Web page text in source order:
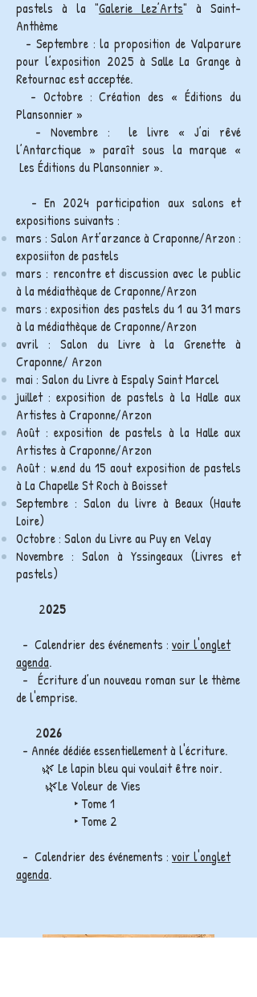
pastels à la "Galerie Lez’Arts" à Saint-
Anthème
- Septembre :la proposition de Valparure
pour l’exposition 2025 à Salle La Grange à
Retournac est acceptée.
- Octobre : Création des « Éditions du
Plansonnier »
- Novembre : le livre «J’ai rêvé
l’Antarctique » paraît sous la marque «
Les Éditions du Plansonnier ».
- En 2024 participation aux salons et
expositions suivants :
mars : Salon Art’arzance à Craponne/Arzon :
exposiiton de pastels
mars : rencontre etdiscussion avec le public
à la médiathèque de Craponne/Arzon
mars : exposition des pastels du 1 au 31 mars
à la médiathèquede Craponne/Arzon
avril : Salon du Livre à laGrenette à
Craponne/ Arzon
mai : Salon du Livre à Espaly Saint Marcel
juillet : exposition de pastels à la Halle aux
Artistes à Craponne/Arzon
Août : exposition de pastels à la Halle aux
Artistes à Craponne/Arzon
Août : w.end du 15 aout exposition de pastels
à La ChapelleSt Roch à Boisset
Septembre : Salon du livre à Beaux (Haute
Loire)
Octobre : Salon du Livre au Puy en Velay
Novembre : Salon à Yssingeaux (Livres et
pastels)
2025
- Calendrier des événements : voir l'onglet
agenda.
- Écriture d’un nouveau roman sur le thème
de l'emprise.
2026
- Année dédiée essentiellement à l'écriture.
🌿 Le lapin bleu qui voulait être noir.
🌿Le Voleur de Vies
‣ Tome 1
‣ Tome 2
- Calendrier des événements : voir l'onglet
agenda.